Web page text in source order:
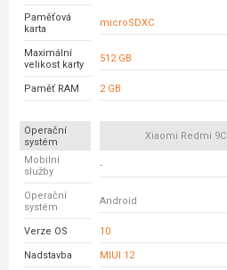
Paměťová
karta
microSDXC
Maximální
velikost karty
512 GB
Paměť RAM 2 GB
Operační
systém
Xiaomi Redmi 9C
Mobilní
služby
-
Operační
systém
Android
Verze OS 10
Nadstavba MIUI 12